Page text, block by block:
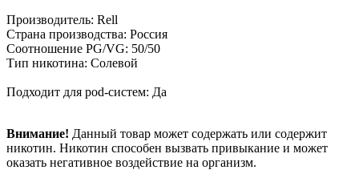
Производитель: Rell
Страна производства: Россия
Соотношение PG/VG: 50/50
Тип никотина: Солевой
Подходит для pod-систем: Да
Внимание! Данный товар может содержать или содержит
никотин. Никотин способен вызвать привыкание и может
оказать негативное воздействие на организм.